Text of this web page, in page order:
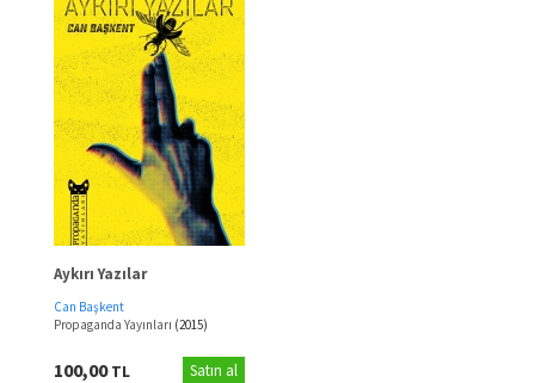
Aykırı Yazılar
Can Başkent
Propaganda Yayınları (2015)
100,00TL Satın al